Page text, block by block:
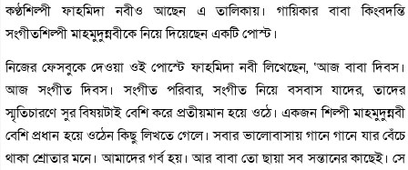
কণ্ঠশিল্পী ফাহমিদা নবীও আছেন এ তালিকায়। গায়িকার বাবা কিংবদন্তি
সংগীতশিল্পী মাহমুদুন্নবীকে নিয়ে দিয়েছেন একটি পোস্ট।
নিজের ফেসবুকে দেওয়া ওই পোস্টে ফাহমিদা নবী লিখেছেন, ‘আজ বাবা দিবস।
আজ সংগীত দিবস। সংগীত পরিবার, সংগীত নিয়ে বসবাস যাদের, তাদের
স্মৃতিচারণে সুর বিষয়টাই বেশি করে প্রতীয়মান হয়ে ওঠে। একজন শিল্পী মাহমুদুন্নবী
বেশি প্রধান হয়ে ওঠেন কিছু লিখতে গেলে। সবার ভালোবাসায় গানে গানে যার বেঁচে
থাকা শ্রোতার মনে। আমাদের গর্ব হয়। আর বাবা তো ছায়া সব সন্তানের কাছেই। সে